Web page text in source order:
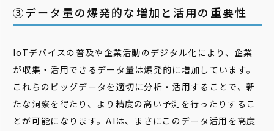
③データ量の爆発的な増加と活用の重要性
IoTデバイスの普及や企業活動のデジタル化により、企業
が収集・活用できるデータ量は爆発的に増加しています。
これらのビッグデータを適切に分析・活用することで、新
たな洞察を得たり、より精度の高い予測を行ったりするこ
とが可能になります。AIは、まさにこのデータ活用を高度